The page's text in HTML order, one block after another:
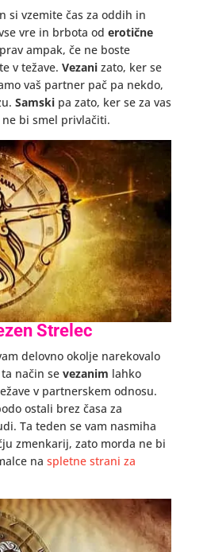
si vzemite čas za oddih in
vre in brbota od erotične
ampak, če ne boste
v težave. Vezanizato, ker se
vaš partner pač pa nekdo,
Samskipa zato, ker se za vas
bi smel privlačiti.
Strelec
delovno okolje narekovalo
način se vezanim lahko
v partnerskem odnosu.
ostali brez časa za
Ta teden se vam nasmiha
zmenkarij, zato morda ne bi
na spletne strani za